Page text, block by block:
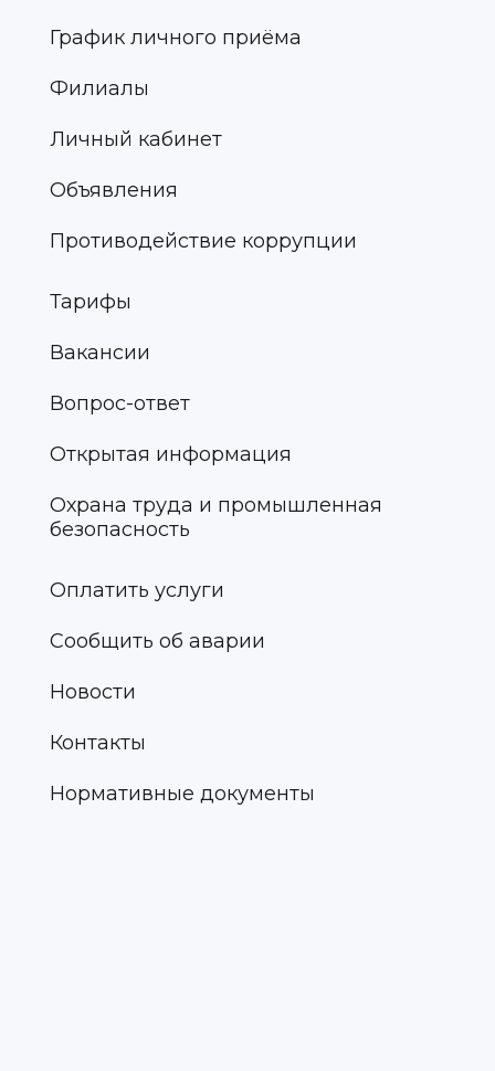
График личного приёма
Филиалы
Личный кабинет
Объявления
Противодействие коррупции
Тарифы
Вакансии
Вопрос-ответ
Открытая информация
Охрана труда и промышленная
безопасность
Оплатить услуги
Сообщить об аварии
Новости
Контакты
Нормативные документы